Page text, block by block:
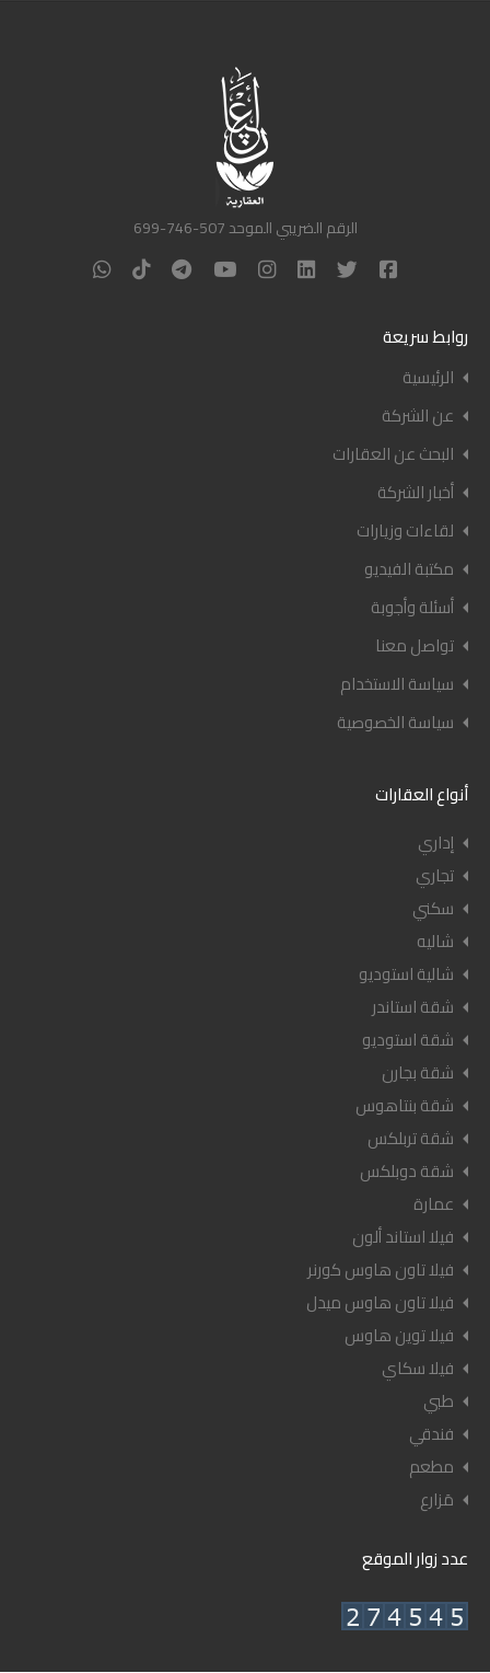
الرقم الضريبي الموحد 507-746-699
روابط سريعة
الرئيسية
عن الشركة
البحث عن العقارات
أخبار الشركة
لقاءات وزيارات
مكتبة الفيديو
أسئلة وأجوبة
تواصل معنا
سياسة الاستخدام
سياسة الخصوصية
أنواع العقارات
إداري
تجاري
سكني
شاليه
شالية استوديو
شقة استاندر
شقة استوديو
شقة بجارن
شقة بنتاهوس
شقة تربلكس
شقة دوبلكس
عمارة
فيلا استاند ألون
فيلا تاون هاوس كورنر
فيلا تاون هاوس ميدل
فيلا توين هاوس
فيلا سكاي
طبي
فندقي
مطعم
مَزارع
عدد زوار الموقع